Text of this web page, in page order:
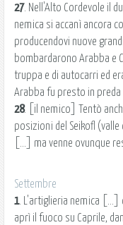
27. Nell'Alto Cordevole il
nemica si accanì ancora
producendovi nuove
bombardarono Arabba e
truppa e di autocarri ed
Arabba fu presto in preda
28. [il nemico] Tentò
posizioni del Seikofl (valle
[...] ma venne ovunque
Settembre
1. L'artiglieria nemica [...]
aprì il fuoco su Caprile,